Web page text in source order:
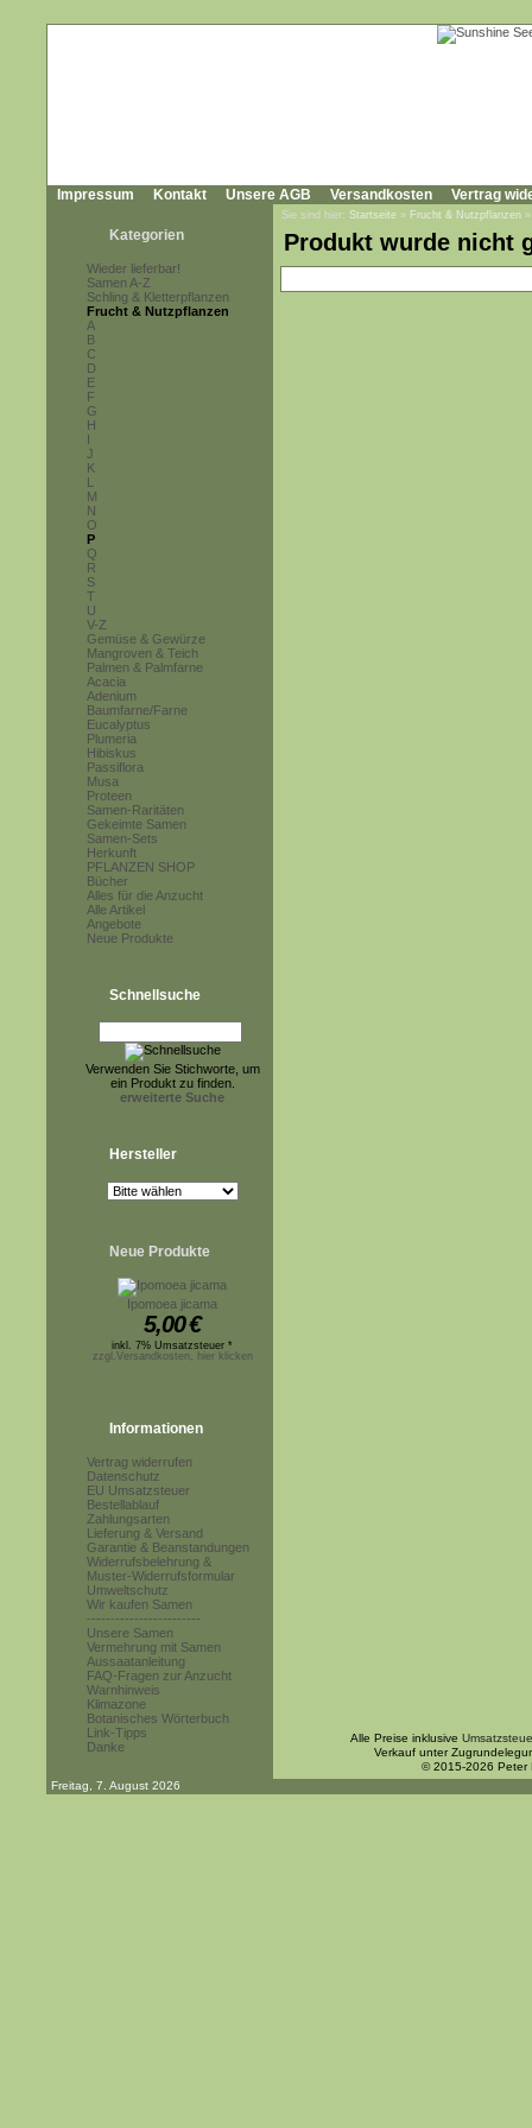
Impressum Kontakt Unsere AGB Versandkosten Vertrag
Kategorien
Wieder lieferbar!
Samen A-Z
Schling & Kletterpflanzen
Frucht & Nutzpflanzen
A
B
C
D
E
F
G
H
I
J
K
L
M
N
O
P
Q
R
S
T
U
V-Z
Gemüse & Gewürze
Mangroven & Teich
Palmen & Palmfarne
Acacia
Adenium
Baumfarne/Farne
Eucalyptus
Plumeria
Hibiskus
Passiflora
Musa
Proteen
Samen-Raritäten
Gekeimte Samen
Samen-Sets
Herkunft
PFLANZEN SHOP
Bücher
Alles für die Anzucht
Alle Artikel
Angebote
Neue Produkte
Schnellsuche
Verwenden Sie Stichworte, um
ein Produkt zu finden.
erweiterte Suche
Hersteller
Neue Produkte
Ipomoea jicama
5,00€
inkl. 7% Umsatzsteuer *
zzgl.Versandkosten, hier klicken
Informationen
Vertrag widerrufen
Datenschutz
EU Umsatzsteuer
Bestellablauf
Zahlungsarten
Lieferung & Versand
Garantie & Beanstandungen
Widerrufsbelehrung &
Muster-Widerrufsformular
Umweltschutz
Wir kaufen Samen
------------------------
Unsere Samen
Vermehrung mit Samen
Aussaatanleitung
FAQ-Fragen zur Anzucht
Warnhinweis
Klimazone
Botanisches Wörterbuch
Link-Tipps
Danke
Sie sind hier: Startseite » Frucht & Nutzpflanzen
Produkt wurde nicht
Alle Preise inklusive
Verkauf unter
© 2015-2026 Peter
Freitag, 7. August 2026